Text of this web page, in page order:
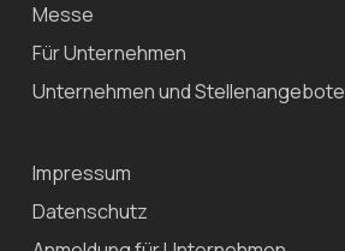
Messe
Für Unternehmen
Unternehmen und Stellenangebote
Impressum
Datenschutz